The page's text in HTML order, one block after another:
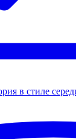
в стиле